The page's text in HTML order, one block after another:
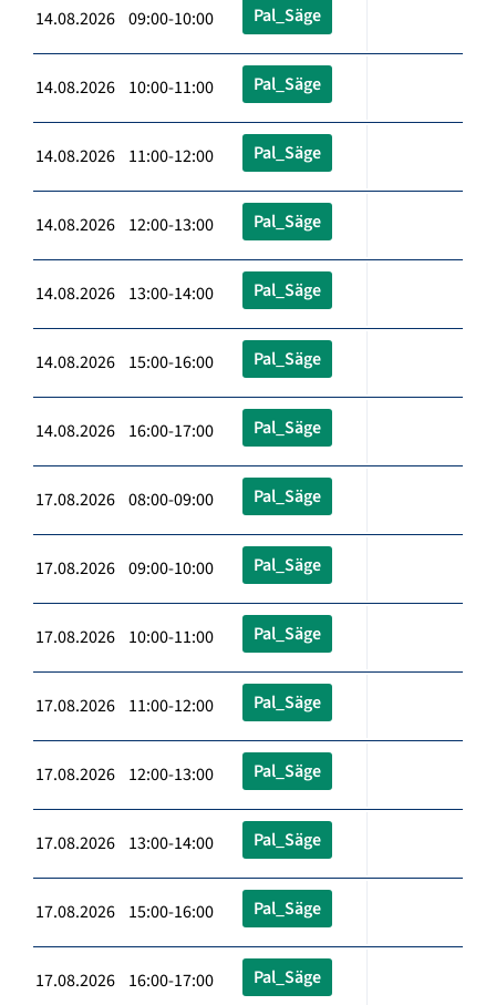
14.08.2026 09:00-10:00 Pal_Säge
14.08.2026 10:00-11:00 Pal_Säge
14.08.2026 11:00-12:00 Pal_Säge
14.08.2026 12:00-13:00 Pal_Säge
14.08.2026 13:00-14:00 Pal_Säge
14.08.2026 15:00-16:00 Pal_Säge
14.08.2026 16:00-17:00 Pal_Säge
17.08.2026 08:00-09:00 Pal_Säge
17.08.2026 09:00-10:00 Pal_Säge
17.08.2026 10:00-11:00 Pal_Säge
17.08.2026 11:00-12:00 Pal_Säge
17.08.2026 12:00-13:00 Pal_Säge
17.08.2026 13:00-14:00 Pal_Säge
17.08.2026 15:00-16:00 Pal_Säge
17.08.2026 16:00-17:00 Pal_Säge